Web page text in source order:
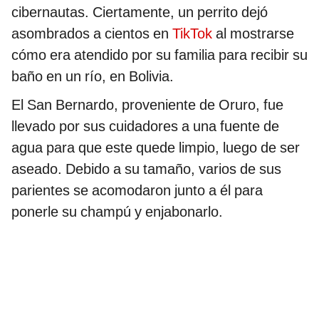
cibernautas. Ciertamente, un perrito dejó
asombrados a cientos en TikTok al mostrarse
cómo era atendido por su familia para recibir su
baño en un río, en Bolivia.
El San Bernardo, proveniente de Oruro, fue
llevado por sus cuidadores a una fuente de
agua para que este quede limpio, luego de ser
aseado. Debido a su tamaño, varios de sus
parientes se acomodaron junto a él para
ponerle su champú y enjabonarlo.